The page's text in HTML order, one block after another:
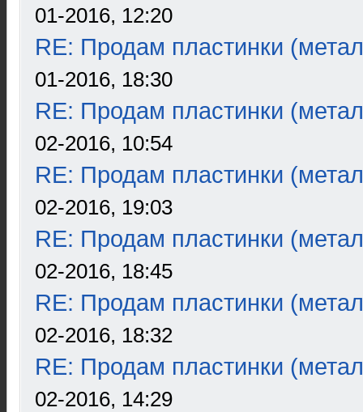
01-2016, 12:20
RE: Продам пластинки
01-2016, 18:30
RE: Продам пластинки
02-2016, 10:54
RE: Продам пластинки
02-2016, 19:03
RE: Продам пластинки
02-2016, 18:45
RE: Продам пластинки
02-2016, 18:32
RE: Продам пластинки
02-2016, 14:29